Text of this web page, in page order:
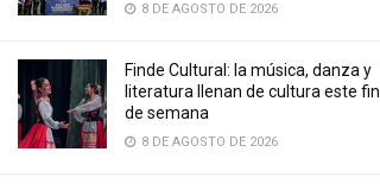
8 DE AGOSTO DE 2026
Finde Cultural: la música, danza y
literatura llenan de cultura este fin
de semana
8 DE AGOSTO DE 2026